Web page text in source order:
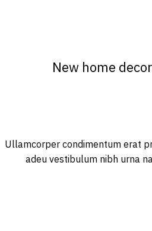
New home
Ullamcorper condimentum erat
adeu vestibulum nibh urna